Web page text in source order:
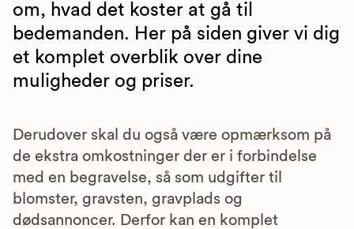
om, hvad det koster at gå til
bedemanden. Her på siden giver vi dig
et komplet overblik over dine
muligheder og priser.
Derudover skal du også være opmærksom på
de ekstra omkostninger der er i forbindelse
med en begravelse, så som udgifter til
blomster, gravsten, gravplads og
dødsannoncer. Derfor kan en komplet